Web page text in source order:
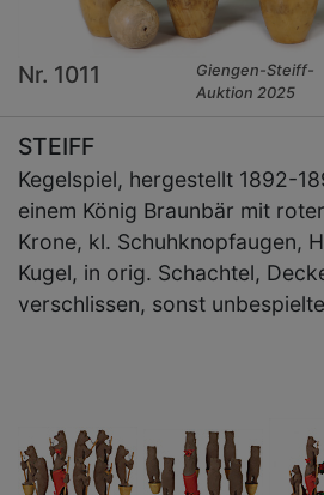
Nr. 1011
Giengen-Steiff-
Auktion 2025
STEIFF
Kegelspiel, hergestellt 1892-
einem König Braunbär mit
Krone, kl. Schuhknopfaugen,
Kugel, in orig. Schachtel,
verschlissen, sonst